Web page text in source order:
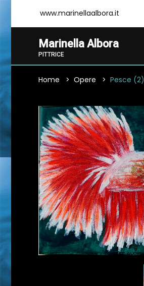
www.marinellaalbora.it
Marinella Albora
PITTRICE
Home Opere Pesce (2)